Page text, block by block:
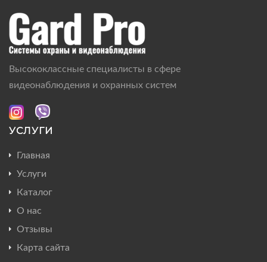
Высококлассные специалисты в сфере
видеонаблюдения и охранных систем
УСЛУГИ
Главная
Услуги
Каталог
О нас
Отзывы
Карта сайта